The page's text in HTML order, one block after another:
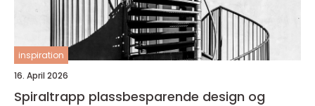
inspiration
16. April 2026
Spiraltrapp plassbesparende design og